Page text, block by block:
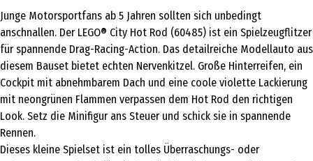
Junge Motorsportfans ab 5 Jahren sollten sich unbedingt
anschnallen. Der LEGO® City Hot Rod (60485) ist ein Spielzeugflitzer
für spannende Drag-Racing-Action. Das detailreiche Modellauto aus
diesem Bauset bietet echten Nervenkitzel. Große Hinterreifen, ein
Cockpit mit abnehmbarem Dach und eine coole violette Lackierung
mit neongrünen Flammen verpassen dem Hot Rod den richtigen
Look. Setz die Minifigur ans Steuer und schick sie in spannende
Rennen.
Dieses kleine Spielset ist ein tolles Überraschungs- oder